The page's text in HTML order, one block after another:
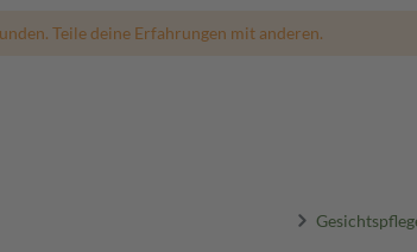
Teile deine Erfahrungen mit anderen.